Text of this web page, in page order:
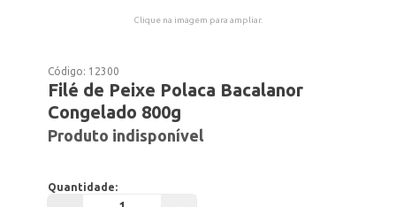
Clique na imagem para ampliar.
Código: 12300
Filé de Peixe Polaca Bacalanor
Congelado 800g
Produto indisponível
Quantidade: